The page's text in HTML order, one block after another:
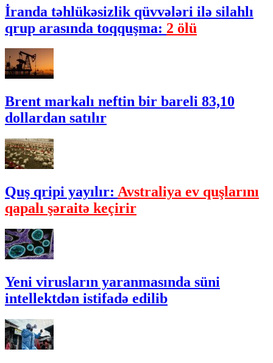
İranda təhlükəsizlik qüvvələri ilə silahlı
qrup arasında toqquşma: 2 ölü
Brent markalı neftin bir bareli 83,10
dollardan satılır
Quş qripi yayılır: Avstraliya ev quşlarını
qapalı şəraitə keçirir
Yeni virusların yaranmasında süni
intellektdən istifadə edilib